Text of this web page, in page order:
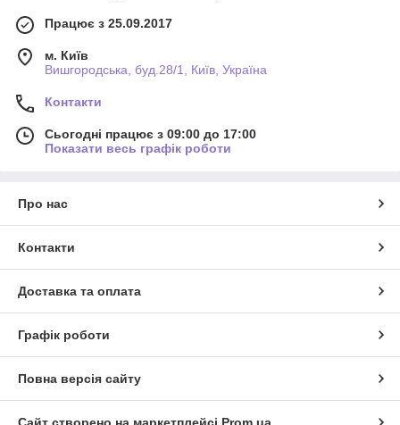
Працює з 25.09.2017
м. Київ
Вишгородська, буд.28/1, Київ, Україна
Контакти
Сьогодні працює з 09:00 до 17:00
Показати весь графік роботи
Про нас
Контакти
Доставка та оплата
Графік роботи
Повна версія сайту